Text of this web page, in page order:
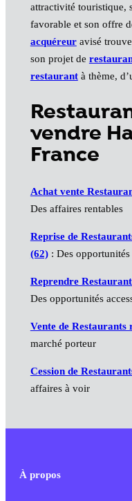
attractivité touristique,
favorable et son offre
acquéreuravisé
son projet de
restaurantà thème,
vendre
France
Achat vente
Des affaires rentables
Reprise de
(62): Des opportunités
Reprendre
Des opportunités
Vente de Restaurants
marché porteur
Cession de
affaires à voir
À propos